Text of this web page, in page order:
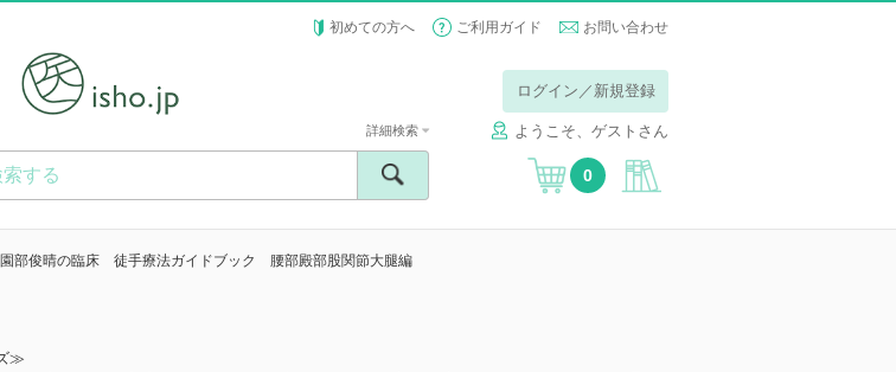
初めての方へ ご利用ガイド お問い合わせ
ログイン／新規登録
ようこそ、ゲストさん
詳細検索
0
園部俊晴の臨床 徒手療法ガイドブック 腰部殿部股関節大腿編
≫